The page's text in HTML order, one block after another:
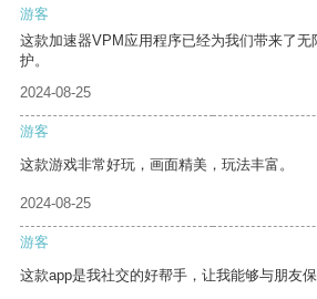
游客
这款加速器VPM应用程序已经为我们带来了
护。
2024-08-25
游客
这款游戏非常好玩，画面精美，玩法丰富。
2024-08-25
游客
这款app是我社交的好帮手，让我能够与朋友